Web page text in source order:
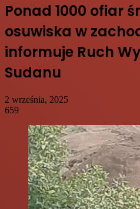
Ponad 1000 ofiar
osuwiska w
informuje Ruch
Sudanu
2 września, 2025
659